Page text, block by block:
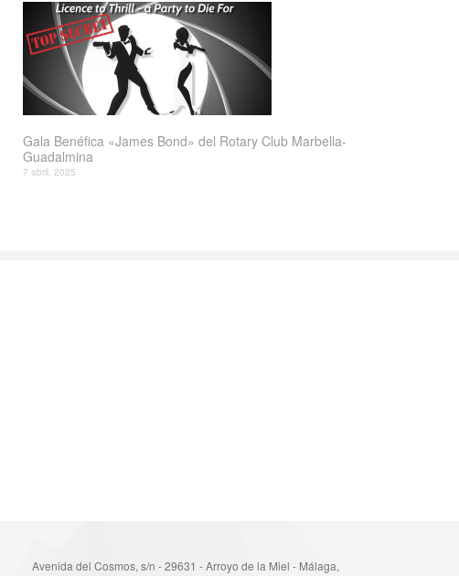
Gala Benéfica «James Bond» del Rotary Club Marbella-
Guadalmina
7 abril, 2025
Avenida del Cosmos, s/n - 29631 - Arroyo de la Miel - Málaga,